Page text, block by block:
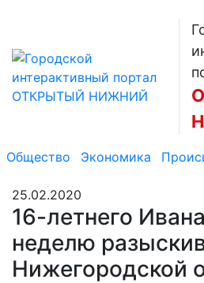
Общество Экономика
25.02.2020
16-летнего
неделю
Нижегородской